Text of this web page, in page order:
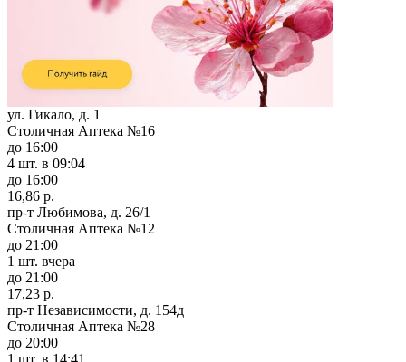
ул. Гикало, д. 1
Столичная Аптека №16
до 16:00
4 шт. в 09:04
до 16:00
16,86 р.
пр-т Любимова, д. 26/1
Столичная Аптека №12
до 21:00
1 шт. вчера
до 21:00
17,23 р.
пр-т Независимости, д. 154д
Столичная Аптека №28
до 20:00
1 шт. в 14:41